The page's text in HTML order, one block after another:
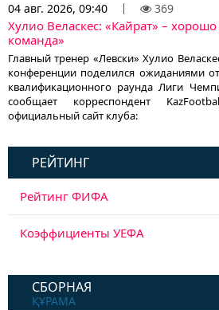
04 авг. 2026, 09:40 369
Хулио Веласкес: «Кайрат» –
команда»
Главный тренер «Левски» Хулио
конференции поделился ожиданиями
квалификационного раунда Лиги
сообщает корреспондент
официальный сайт клуба:
РЕЙТИНГ
Рейтинг ФИФА
Коэффициенты УЕФА
СБОРНАЯ
ҚҰРАМА